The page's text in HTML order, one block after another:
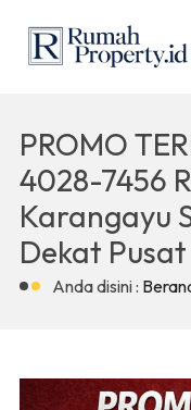
PROMO
4028-7456
Karangayu
Dekat
Anda disini :